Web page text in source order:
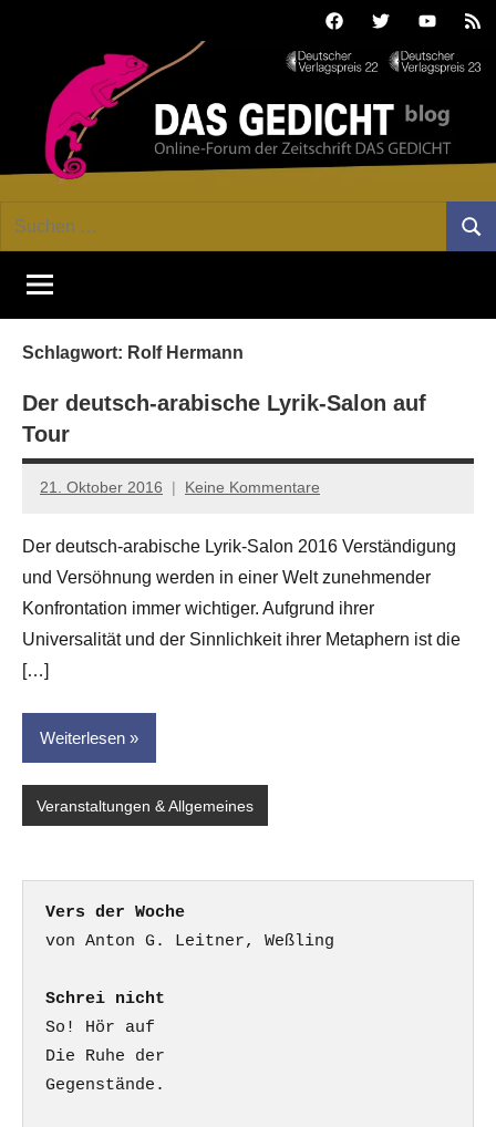
FacebookTwitterYoutube
GEDICHT
blog
Forum
von
DAS
Essay
Kritik
Suchen
Schlagwort: Rolf Hermann
Der deutsch-arabische Lyrik-Salon auf
Tour
21. Oktober 2016
Anton
Leitner
Keine Kommentare
Der deutsch-arabische Lyrik-Salon 2016 Verständigung
und Versöhnung werden in einer Welt zunehmender
Konfrontation immer wichtiger. Aufgrund ihrer
Universalität und der Sinnlichkeit ihrer Metaphern ist die
[…]
Weiterlesen
Veranstaltungen & Allgemeines
Vers der Woche
Schrei nicht
So! Hör auf
Die Ruhe der
Gegenstände.